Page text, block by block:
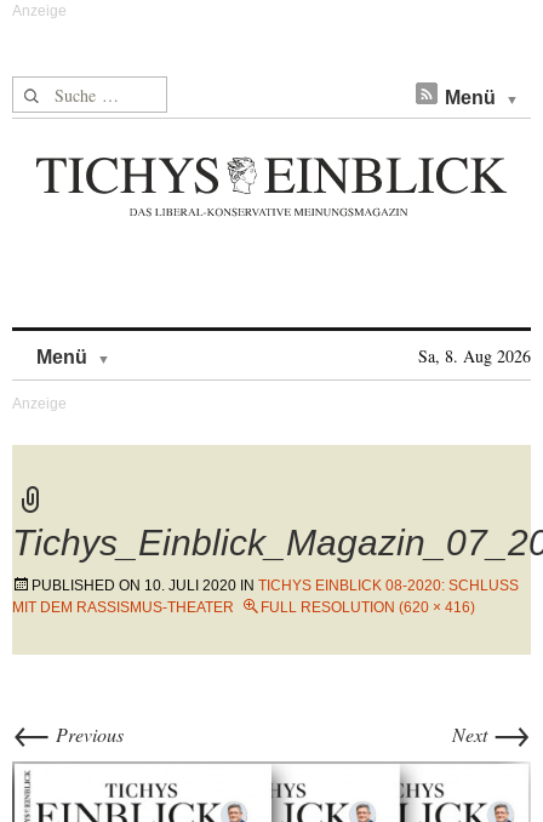
Suche nach: Menü
Menü Sa, 8. Aug 2026
PUBLISHED ON 10. JULI 2020 IN TICHYS EINBLICK 08-2020: SCHLUSS
MIT DEM RASSISMUS-THEATER
FULL RESOLUTION (620 × 416)
← Previous Next →